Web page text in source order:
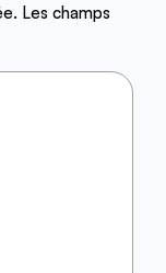
Les champs